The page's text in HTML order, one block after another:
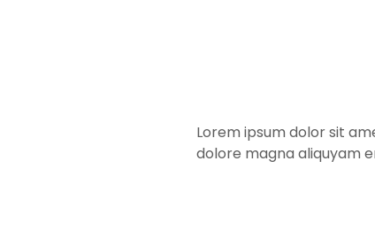
Lorem ipsum dolor sit
dolore magna aliquyam